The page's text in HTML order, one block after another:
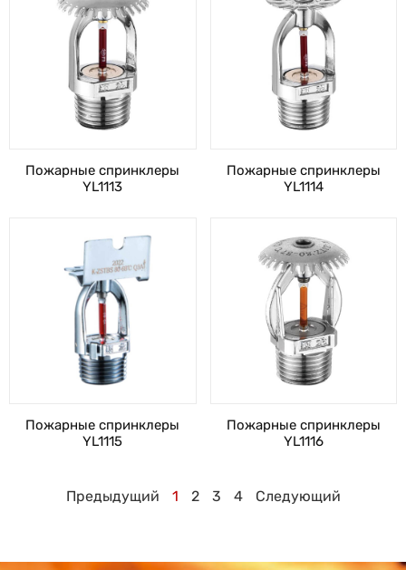
Пожарные спринклеры
YL1113
Пожарные спринклеры
YL1114
Пожарные спринклеры
YL1115
Пожарные спринклеры
YL1116
Предыдущий 1 2 3 4 Следующий